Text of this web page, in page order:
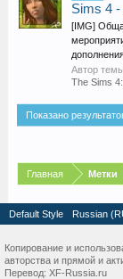
Sims 4 -
[IMG]
Автор
The Sims
Показано
Главная Метки
Default Style Russian
Копирование и
авторства и прямой и
Перевод: XF-Russia.ru